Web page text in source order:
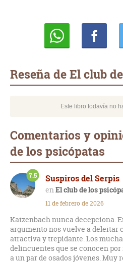
Reseña de El club
Este libro todavía no
Comentarios y
de los psicópatas
Suspiros del Serpis
El club de los
7.5
11 de febrero de 2026
Katzenbach nunca decepciona.
argumento nos vuelve a deleitar
atractiva y trepidante. Los
delincuentes que se conocen
a un par de osados jóvenes. Muy